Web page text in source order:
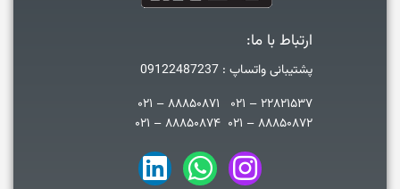
ارتباط با ما:
پشتیبانی واتساپ : 09122487237
۲۲۸۲۱۵۳۷ – ۰۲۱ ۸۸۸۵۰۸۷۱ – ۰۲۱
۸۸۸۵۰۸۷۲ – ۰۲۱ ۸۸۸۵۰۸۷۴ – ۰۲۱